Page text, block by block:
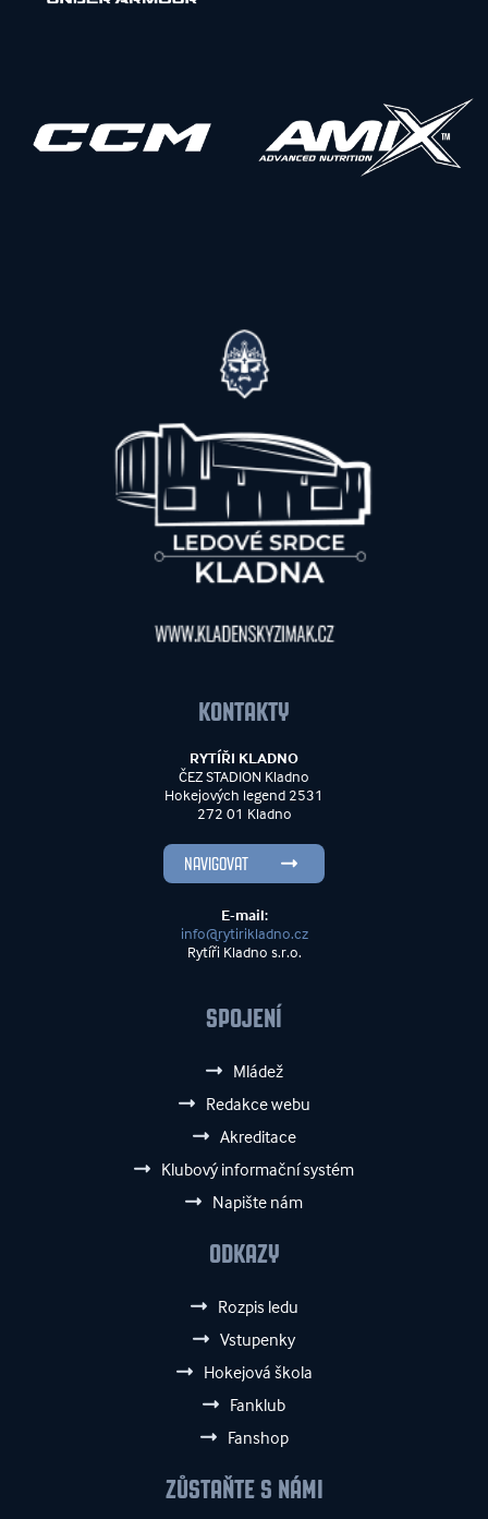
KONTAKTY
RYTÍŘI KLADNO
ČEZ STADION Kladno
Hokejových legend 2531
272 01 Kladno
NAVIGOVAT
E-mail:
info@rytirikladno.cz
Rytíři Kladno s.r.o.
SPOJENÍ
Mládež
Redakce webu
Akreditace
Klubový informační systém
Napište nám
ODKAZY
Rozpis ledu
Vstupenky
Hokejová škola
Fanklub
Fanshop
ZŮSTAŇTE S NÁMI